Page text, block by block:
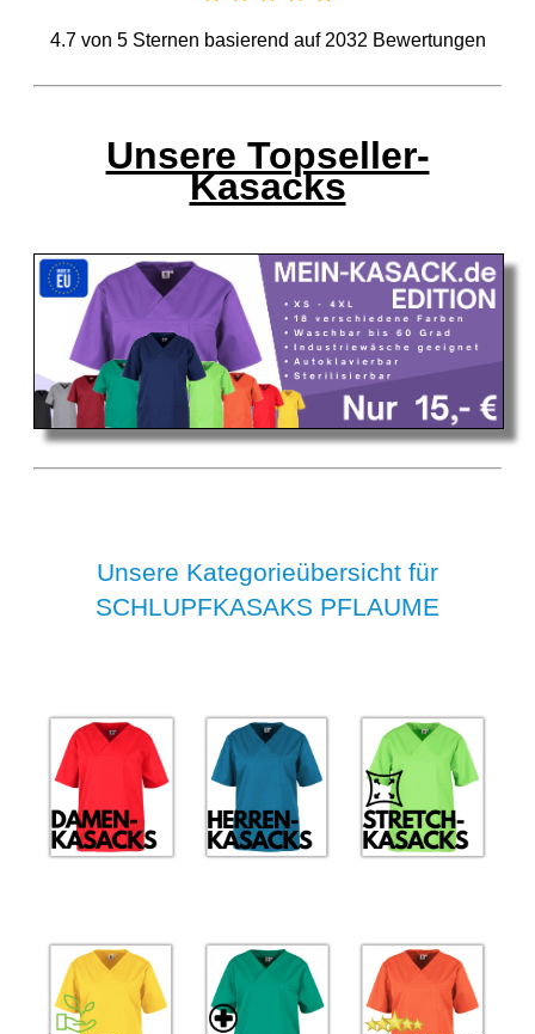
4.7von 5Sternen basierend auf 2032 Bewertungen
Unsere Topseller-
Kasacks
Unsere Kategorieübersicht für
SCHLUPFKASAKS PFLAUME